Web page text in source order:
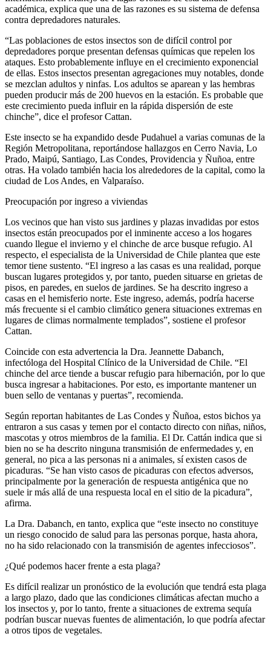
académica, explica que una de las razones es su sistema de defensa
contra depredadores naturales.
“Las poblaciones de estos insectos son de difícil control por
depredadores porque presentan defensas químicas que repelen los
ataques. Esto probablemente influye en el crecimiento exponencial
de ellas. Estos insectos presentan agregaciones muy notables, donde
se mezclan adultos y ninfas. Los adultos se aparean y las hembras
pueden producir más de 200 huevos en la estación. Es probable que
este crecimiento pueda influir en la rápida dispersión de este
chinche”, dice el profesor Cattan.
Este insecto se ha expandido desde Pudahuel a varias comunas de la
Región Metropolitana, reportándose hallazgos en Cerro Navia, Lo
Prado, Maipú, Santiago, Las Condes, Providencia y Ñuñoa, entre
otras. Ha volado también hacia los alrededores de la capital, como la
ciudad de Los Andes, en Valparaíso.
Preocupación por ingreso a viviendas
Los vecinos que han visto sus jardines y plazas invadidas por estos
insectos están preocupados por el inminente acceso a los hogares
cuando llegue el invierno y el chinche de arce busque refugio. Al
respecto, el especialista de la Universidad de Chile plantea que este
temor tiene sustento. “El ingreso a las casas es una realidad, porque
buscan lugares protegidos y, por tanto, pueden situarse en grietas de
pisos, en paredes, en suelos de jardines. Se ha descrito ingreso a
casas en el hemisferio norte. Este ingreso, además, podría hacerse
más frecuente si el cambio climático genera situaciones extremas en
lugares de climas normalmente templados”, sostiene el profesor
Cattan.
Coincide con esta advertencia la Dra. Jeannette Dabanch,
infectóloga del Hospital Clínico de la Universidad de Chile. “El
chinche del arce tiende a buscar refugio para hibernación, por lo que
busca ingresar a habitaciones. Por esto, es importante mantener un
buen sello de ventanas y puertas”, recomienda.
Según reportan habitantes de Las Condes y Ñuñoa, estos bichos ya
entraron a sus casas y temen por el contacto directo con niñas, niños,
mascotas y otros miembros de la familia. El Dr. Cattán indica que si
bien no se ha descrito ninguna transmisión de enfermedades y, en
general, no pica a las personas ni a animales, sí existen casos de
picaduras. “Se han visto casos de picaduras con efectos adversos,
principalmente por la generación de respuesta antigénica que no
suele ir más allá de una respuesta local en el sitio de la picadura”,
afirma.
La Dra. Dabanch, en tanto, explica que “este insecto no constituye
un riesgo conocido de salud para las personas porque, hasta ahora,
no ha sido relacionado con la transmisión de agentes infecciosos”.
¿Qué podemos hacer frente a esta plaga?
Es difícil realizar un pronóstico de la evolución que tendrá esta plaga
a largo plazo, dado que las condiciones climáticas afectan mucho a
los insectos y, por lo tanto, frente a situaciones de extrema sequía
podrían buscar nuevas fuentes de alimentación, lo que podría afectar
a otros tipos de vegetales.